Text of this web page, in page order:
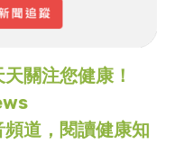
關注您健康！
道，閱讀健康知